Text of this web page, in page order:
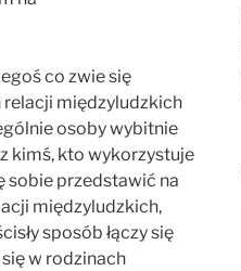
co zwie się
międzyludzkich
osoby wybitnie
kimś, kto wykorzystuje
sobie przedstawić na
międzyludzkich,
sposób łączy się
w rodzinach